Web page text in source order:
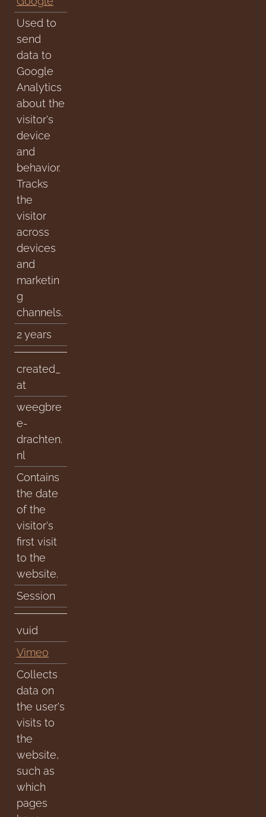
Used to
send
data to
Google
Analytics
about the
visitor's
device
and
behavior.
Tracks
the
visitor
across
devices
and
marketin
g
channels.
2 years
created_
at
weegbre
e-
drachten.
nl
Contains
the date
of the
visitor's
first visit
to the
website.
Session
vuid
Vimeo
Collects
data on
the user's
visits to
the
website,
such as
which
pages